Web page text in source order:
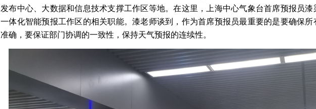
发布中心、大数据和信息技术支撑工作区等地。在这里，上海中心气象台首席预报员漆
一体化智能预报工作区的相关职能。漆老师谈到，作为首席预报员最重要的是要确保所
准确，要保证部门协调的一致性，保持天气预报的连续性。